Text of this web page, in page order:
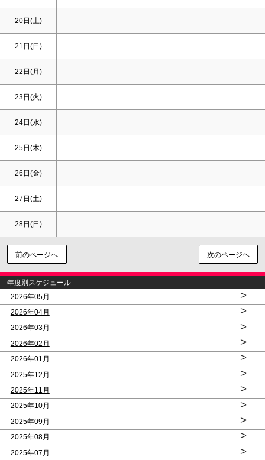
20日(土)
21日(日)
22日(月)
23日(火)
24日(水)
25日(木)
26日(金)
27日(土)
28日(日)
前のページへ 次のページヘ
年度別スケジュール
2026年05月
>
2026年04月 >
2026年03月 >
2026年02月 >
2026年01月 >
2025年12月 >
2025年11月 >
2025年10月 >
2025年09月 >
2025年08月 >
2025年07月 >